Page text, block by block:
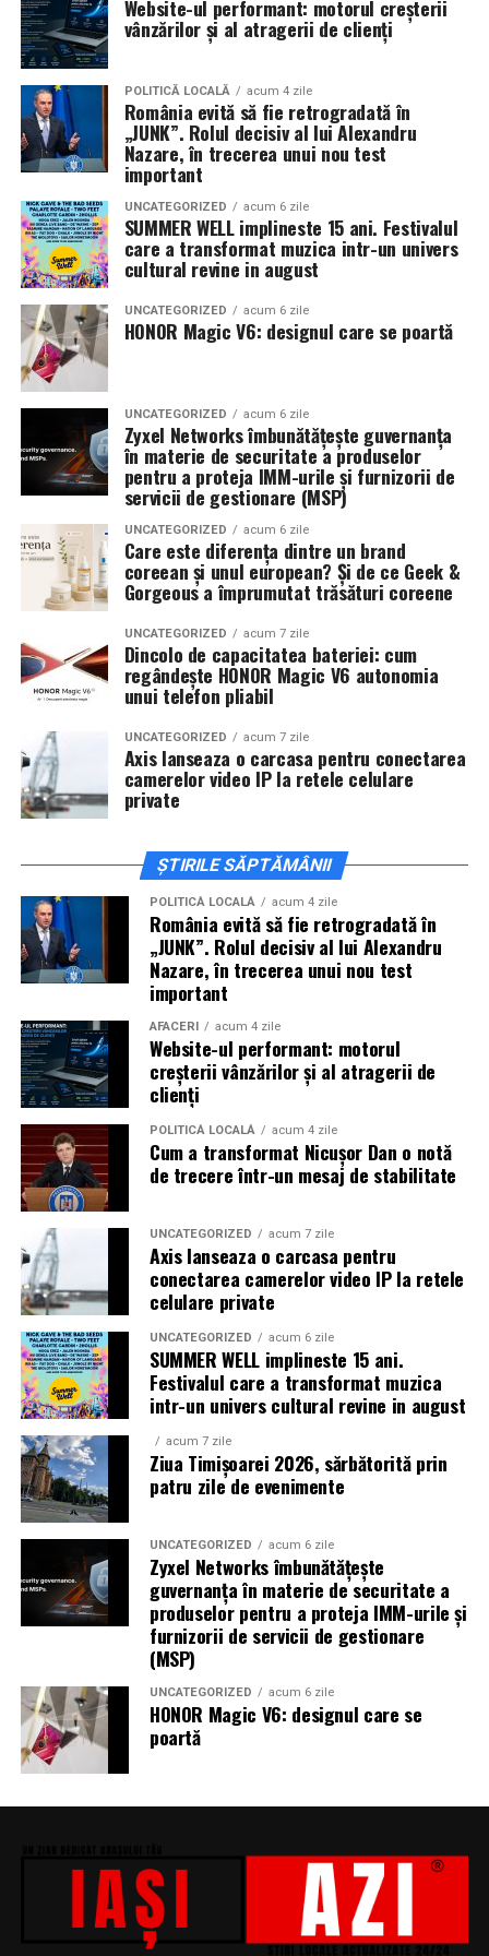
culturale și civice.
Sursa articol:
prestațiile actorilor, caravana„În pielea mea”continuă
în mai multe orașe.
Pe11 februarieva avea loc proiecția specială
mea”de la Cinema City din City Park Constanța
18:30, unde
regizorul Paul Decu și actrița Azaleea
Necula, originari din Constanța și împrejurimi, vor
prezenta filmul alături de colegii lor
Alexandra Răduță și Gabriel Vatavu.
Cinema City Shopping City Galațiinvită spectatorii
12 februarie de la 18:30
State și Azaleea Necula și regizorul Paul Decu.
Pe 13 februarie la ora 18:30
invitați la proiecția specială din
, alături de regizorulPaul Decuși de
actoriiGabriel Vatavu, Sergiu Costache, Azaleea
Necula, Alexandra Răduță.
De „Ziua Îndrăgostiților”, pe14 februarie, în Cinema
City Iulius Mall Suceava, de la 18:30, spectatorii sunt
invitați la film alături de regizorulPaul Decu și de
actoriiSergiu Costache, Vlad si Oana Gherman,
Alexandra Răduță.
Cineplexx Băneasa Shopping City
București
găzduiește o proiecție specială în prezența
întregii echipe pe15 februarie, de la 17:30.
ÎnCraiova , regizorulPaul Decuși actoriiSergiu
Costache, Azaleea Necula și Oana Gherman
Mall pe 16 februarie de la ora 18:00.
ActoriiVlad Gherman, Oana Gherman și Ioana
Ginghină
vin la întâlnirea cu publicul dinCinema City
Vivo! Pitești pe 17 februarie, de la 18:30și vor
participa la o discuție după proiecție, alături de
Paul Decu.
Caravana„În pielea mea”ajunge laCinema City
Shopping City Ploiești, pe 18 februarie,de la 18:30, la
proiecția specială introdusă de regizorul
alături de actoriiIoana State, Vlad și Oana Gherman,
Azaleea Necula și Gabriel Vatavu.
O comedie actuală și spumoasă, filmul
mea”
este distribuit de T.R.I.B.E. Films.
TRAILER:https://bit.ly/InPieleaMea
Site oficial:inpieleamea.ro
Mai multe detalii, imagini de la filmări, fragmente din
film, declarații din partea actorilor și informații despre
concursuri sunt disponibile pe paginile social media ale
filmului deFacebook,Instagram
Adrian Pădurețu semnează imaginea filmului. De sunet
s-a ocupat Bogdan Ivanovici, de scenografie Anca
Miron, iar de costume Francisca Vass.
„În Pielea Mea”este un film produs de: CB MOTION
PICTURES.
Producător asociat: MAGNETIC MEDIA PRODUCTIONS
Producător: Claudiu Boboc
Producător executiv: Adela Mara
Manager producție: Iulia Cezara Roșu
Casting: ELEPHANT MEDIA
Realizat cu sprijinul:
Co-finanțatori:C&C HOUSE RESIDENCE, S&I BEST
Website-ul performant: motorul creșterii
vânzărilor și al atragerii de clienți
POLITICĂ LOCALĂ acum 4 zile
România evită să fie retrogradată în
„JUNK”. Rolul decisiv al lui Alexandru
Nazare, în trecerea unui nou test
important
UNCATEGORIZED acum 6 zile
SUMMER WELL implineste 15 ani. Festivalul
care a transformat muzica intr-un univers
cultural revine in august
UNCATEGORIZED acum 6 zile
HONOR Magic V6: designul care se poartă
UNCATEGORIZED acum 6 zile
Zyxel Networks îmbunătățește guvernanța
în materie de securitate a produselor
pentru a proteja IMM-urile și furnizorii de
servicii de gestionare (MSP)
UNCATEGORIZED acum 6 zile
Care este diferența dintre un brand
coreean și unul european? Și de ce Geek &
Gorgeous a împrumutat trăsături coreene
UNCATEGORIZED acum 7 zile
Dincolo de capacitatea bateriei: cum
regândește HONOR Magic V6 autonomia
unui telefon pliabil
UNCATEGORIZED acum 7 zile
Axis lanseaza o carcasa pentru conectarea
camerelor video IP la retele celulare
private
ȘTIRILE SĂPTĂMÂNII
POLITICĂ LOCALĂ acum 4 zile
România evită să fie retrogradată în
„JUNK”. Rolul decisiv al lui Alexandru
Nazare, în trecerea unui nou test
important
AFACERI acum 4 zile
Website-ul performant: motorul
creșterii vânzărilor și al atragerii de
clienți
POLITICĂ LOCALĂ acum 4 zile
Cum a transformat Nicușor Dan o notă
de trecere într-un mesaj de stabilitate
UNCATEGORIZED acum 7 zile
Axis lanseaza o carcasa pentru
conectarea camerelor video IP la retele
celulare private
UNCATEGORIZED acum 6 zile
SUMMER WELL implineste 15 ani.
Festivalul care a transformat muzica
intr-un univers cultural revine in august
acum 7 zile
Ziua Timișoarei 2026, sărbătorită prin
patru zile de evenimente
UNCATEGORIZED acum 6 zile
Zyxel Networks îmbunătățește
guvernanța în materie de securitate a
produselor pentru a proteja IMM-urile și
furnizorii de servicii de gestionare
(MSP)
UNCATEGORIZED acum 6 zile
HONOR Magic V6: designul care se
poartă